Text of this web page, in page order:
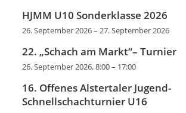
HJMM U10 Sonderklasse 2026
26. September 2026–27. September 2026
22. „Schach am Markt“– Turnier
26. September 2026, 8:00– 17:00
16. Offenes Alstertaler Jugend-
Schnellschachturnier U16